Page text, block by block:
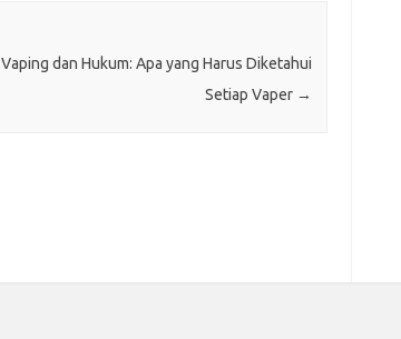
Vaping dan Hukum: Apa yang Harus Diketahui
Setiap Vaper →